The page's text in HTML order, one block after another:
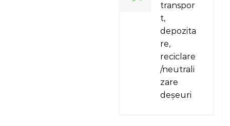
transpor
t,
depozita
re,
reciclare
/neutrali
zare
deșeuri